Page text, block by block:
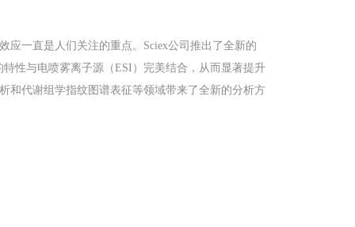
应一直是人们关注的重点。 Sciex公司推出了全新的
性与电喷雾离子源（ESI）完美结合，从而显著提升
和代谢组学指纹图谱表征等领域带来了全新的分析方